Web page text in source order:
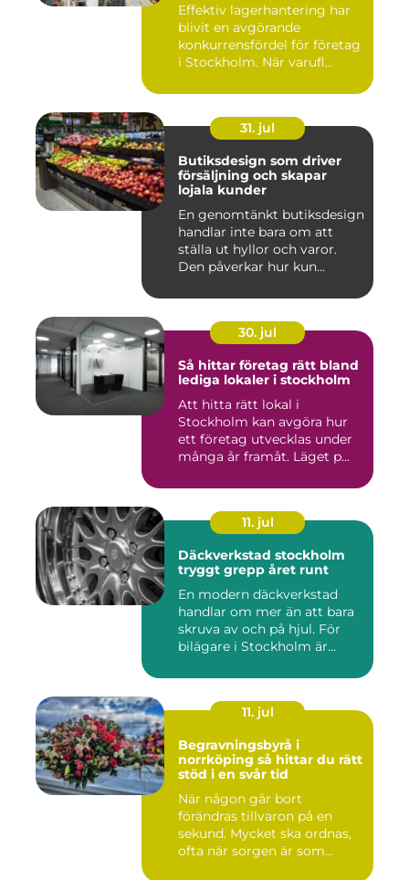
Effektiv lagerhantering har
blivit en avgörande
konkurrensfördel för företag
i Stockholm. När varufl...
31. jul
Butiksdesign som driver
försäljning och skapar
lojala kunder
En genomtänkt butiksdesign
handlar inte bara om att
ställa ut hyllor och varor.
Den påverkar hur kun...
30. jul
Så hittar företag rätt bland
lediga lokaler i stockholm
Att hitta rätt lokal i
Stockholm kan avgöra hur
ett företag utvecklas under
många år framåt. Läget p...
11. jul
Däckverkstad stockholm
tryggt grepp året runt
En modern däckverkstad
handlar om mer än att bara
skruva av och på hjul. För
bilägare i Stockholm är...
11. jul
Begravningsbyrå i
norrköping så hittar du rätt
stöd i en svår tid
När någon går bort
förändras tillvaron på en
sekund. Mycket ska ordnas,
ofta när sorgen är som